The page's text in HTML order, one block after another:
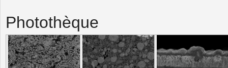
Photothèque